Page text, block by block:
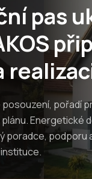
pas
pořadí
Energetické
poradce, podporu